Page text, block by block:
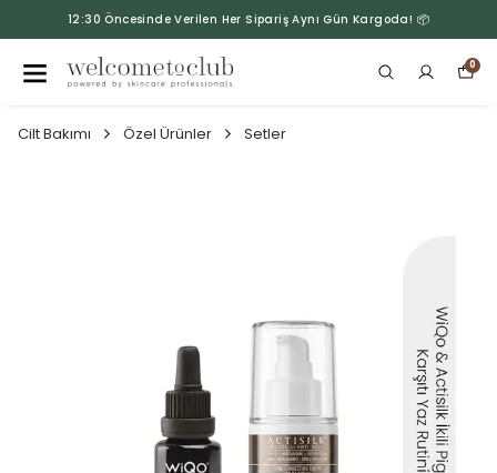
12:30 Öncesinde Verilen Her Sipariş Aynı Gün Kargoda! 📦
0
Cilt Bakımı Özel Ürünler Setler